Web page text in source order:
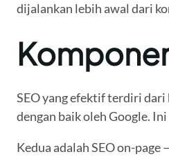
dijalankan lebih awal dari
SEO yang efektif terdiri dari
dengan baik oleh Google.
Kedua adalah SEO on-